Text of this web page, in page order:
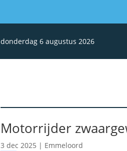
donderdag 6 augustus 2026
Motorrijder
3 dec 2025 | Emmeloord